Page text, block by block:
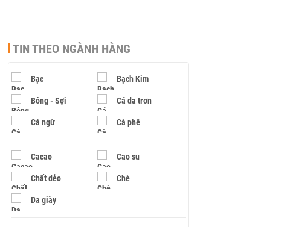
TIN THEO NGÀNH HÀNG
Bạc Bạch Kim
Bông - Sợi Cá da trơn
Cá ngừ Cà phê
Cacao Cao su
Chất dẻo Chè
Da giày